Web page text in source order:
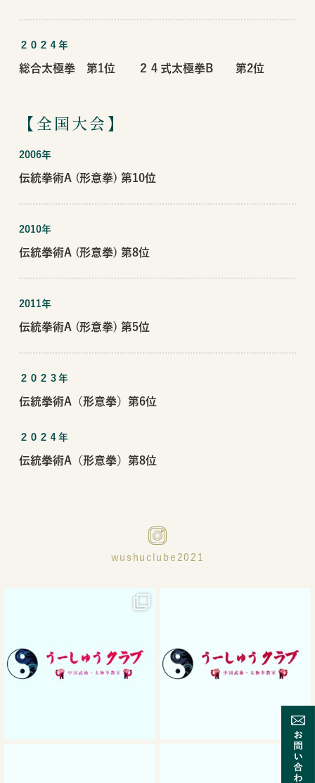
２０２４年
総合太極拳 第1位 ２４式太極拳B 第2位
【全国大会】
2006年
伝統拳術A (形意拳) 第10位
2010年
伝統拳術A (形意拳) 第8位
2011年
伝統拳術A (形意拳) 第5位
２０２３年
伝統拳術A（形意拳）第6位
２０２４年
伝統拳術A（形意拳）第8位
wushuclube2021